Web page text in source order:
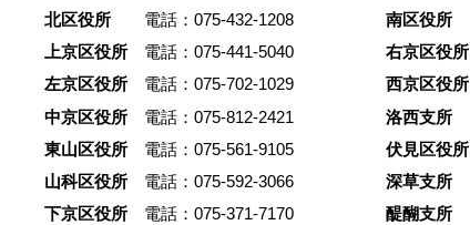
立させるため、篤史さんが選んだの
は「分母を小さくする」という選択
でした。限られた予算の中で、装飾
するのではなく、合理性の帰結とし
て空間を立ち上げる。そして住まい
と仕事場をひとつにすることで、暮
らしと商いを切り離さずに続けてい
く。 そのあり方は、京都のまちに残
北区役所
電話：075-432-1208
上京区役所
電話：075-441-5040
左京区役所
電話：075-702-1029
中京区役所
電話：075-812-2421
東山区役所
電話：075-561-9105
山科区役所
電話：075-592-3066
下京区役所
電話：075-371-7170
南区役所
右京区役所
西京区役所
洛西支所
伏見区役所
深草支所
醍醐支所